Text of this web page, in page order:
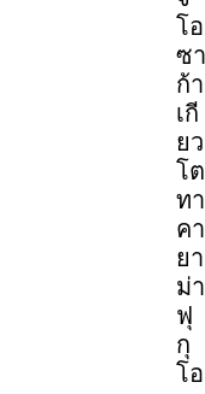
โอ
ซา
ก้า
เกี
ยว
โต
ทา
คา
ยา
ม่า
ฟุ
กุ
โอ